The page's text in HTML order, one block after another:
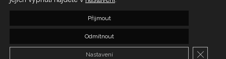
© INICIATIVA 21 - zdraví a svoboda | Web vytvořil:Tomáš
Přijmout
Odmítnout
Nastavení Zavřít